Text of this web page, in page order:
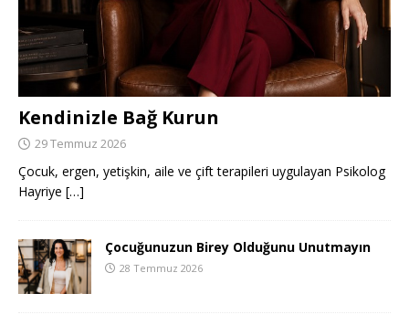
Kendinizle Bağ Kurun
29 Temmuz 2026
Çocuk, ergen, yetişkin, aile ve çift terapileri uygulayan Psikolog
Hayriye […]
Çocuğunuzun Birey Olduğunu Unutmayın
28 Temmuz 2026